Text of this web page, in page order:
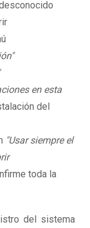
en esta
del
"Usar siempre el
toda la
del sistema